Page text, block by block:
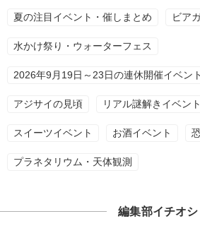
夏の注目イベント・催しまとめ ビア
水かけ祭り・ウォーターフェス
2026年9月19日～23日の連休開催イベント
アジサイの見頃 リアル謎解きイベント
スイーツイベント お酒イベント
プラネタリウム・天体観測
編集部イチオシ